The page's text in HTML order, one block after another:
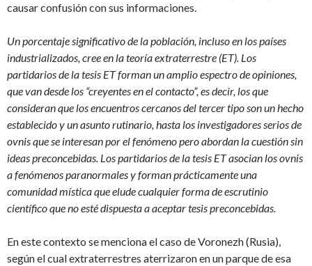
causar confusión con sus informaciones.
Un porcentaje significativo de la población, incluso en los países
industrializados, cree en la teoría extraterrestre (ET). Los
partidarios de la tesis ET forman un amplio espectro de opiniones,
que van desde los “creyentes en el contacto”, es decir, los que
consideran que los encuentros cercanos del tercer tipo son un hecho
establecido y un asunto rutinario, hasta los investigadores serios de
ovnis que se interesan por el fenómeno pero abordan la cuestión sin
ideas preconcebidas. Los partidarios de la tesis ET asocian los ovnis
a fenómenos paranormales y forman prácticamente una
comunidad mística que elude cualquier forma de escrutinio
científico que no esté dispuesta a aceptar tesis preconcebidas.
En este contexto se menciona el caso de Voronezh (Rusia),
según el cual extraterrestres aterrizaron en un parque de esa